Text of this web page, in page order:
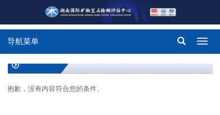
导航菜单
抱歉，没有内容符合您的条件。